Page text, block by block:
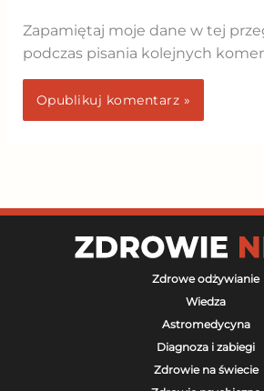
Zapamiętaj moje dane w tej
podczas pisania kolejnych
Zdrowe odżywianie
Wiedza
Astromedycyna
Diagnoza i zabiegi
Zdrowie na świecie